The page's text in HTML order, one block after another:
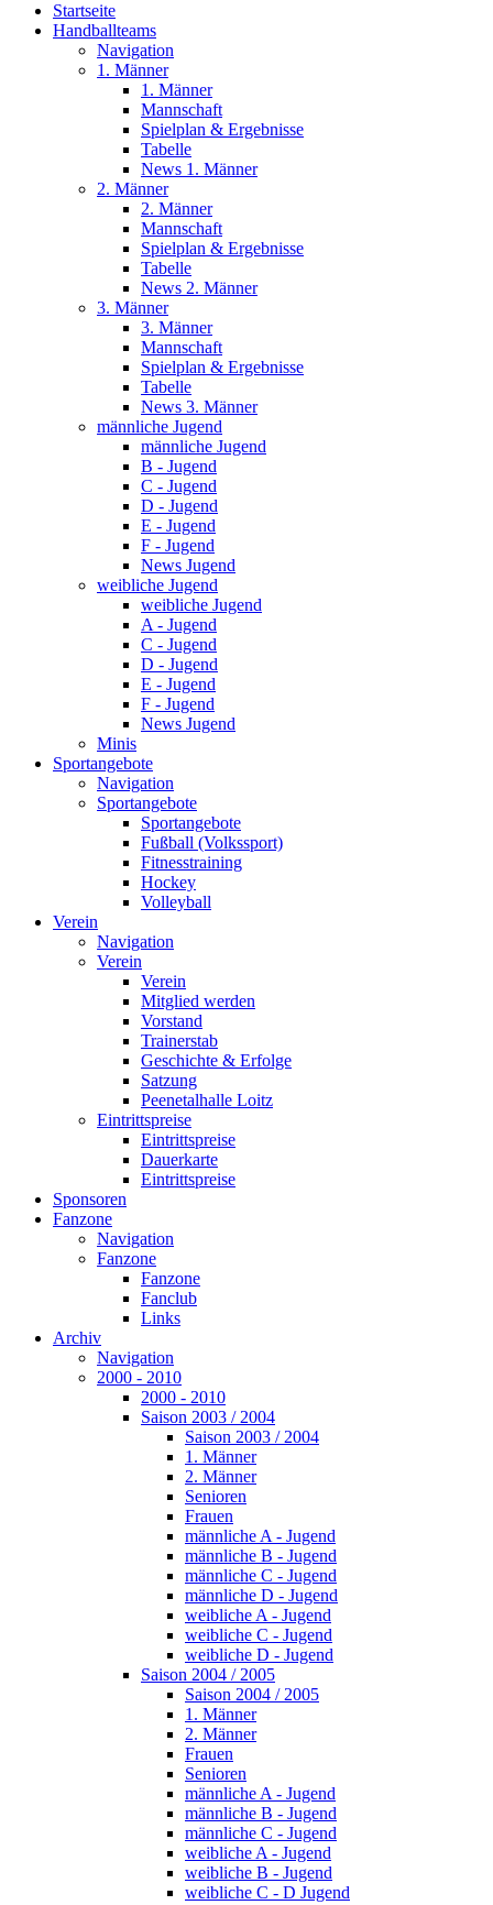
Startseite
Handballteams
Navigation
1. Männer
1. Männer
Mannschaft
Spielplan & Ergebnisse
Tabelle
News 1. Männer
2. Männer
2. Männer
Mannschaft
Spielplan & Ergebnisse
Tabelle
News 2. Männer
3. Männer
3. Männer
Mannschaft
Spielplan & Ergebnisse
Tabelle
News 3. Männer
männliche Jugend
männliche Jugend
B - Jugend
C - Jugend
D - Jugend
E - Jugend
F - Jugend
News Jugend
weibliche Jugend
weibliche Jugend
A - Jugend
C - Jugend
D - Jugend
E - Jugend
F - Jugend
News Jugend
Minis
Sportangebote
Navigation
Sportangebote
Sportangebote
Fußball (Volkssport)
Fitnesstraining
Hockey
Volleyball
Verein
Navigation
Verein
Verein
Mitglied werden
Vorstand
Trainerstab
Geschichte & Erfolge
Satzung
Peenetalhalle Loitz
Eintrittspreise
Eintrittspreise
Dauerkarte
Eintrittspreise
Sponsoren
Fanzone
Navigation
Fanzone
Fanzone
Fanclub
Links
Archiv
Navigation
2000 - 2010
2000 - 2010
Saison 2003 / 2004
Saison 2003 / 2004
1. Männer
2. Männer
Senioren
Frauen
männliche A - Jugend
männliche B - Jugend
männliche C - Jugend
männliche D - Jugend
weibliche A - Jugend
weibliche C - Jugend
weibliche D - Jugend
Saison 2004 / 2005
Saison 2004 / 2005
1. Männer
2. Männer
Frauen
Senioren
männliche A - Jugend
männliche B - Jugend
männliche C - Jugend
weibliche A - Jugend
weibliche B - Jugend
weibliche C - D Jugend